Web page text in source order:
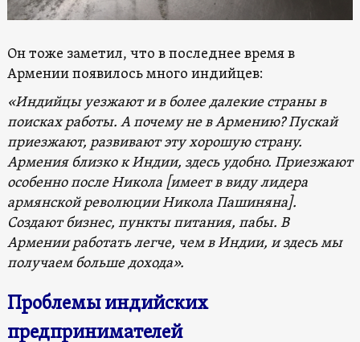
Он тоже заметил, что в последнее время в
Армении появилось много индийцев:
«Индийцы уезжают и в более далекие страны в
поисках работы. А почему не в Армению? Пускай
приезжают, развивают эту хорошую страну.
Армения близко к Индии, здесь удобно. Приезжают
особенно после Никола [имеет в виду лидера
армянской революции Никола Пашиняна].
Создают бизнес, пункты питания, пабы. В
Армении работать легче, чем в Индии, и здесь мы
получаем больше дохода».
Проблемы индийских
предпринимателей